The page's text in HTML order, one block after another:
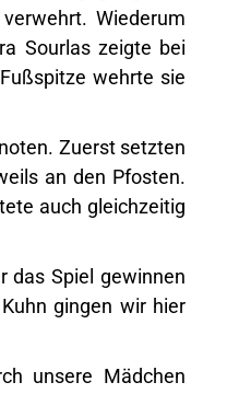
Wiederum
Sourlas zeigte bei
wehrte sie
Zuerst setzten
an den Pfosten.
auch gleichzeitig
das Spiel gewinnen
gingen wir hier
unsere Mädchen